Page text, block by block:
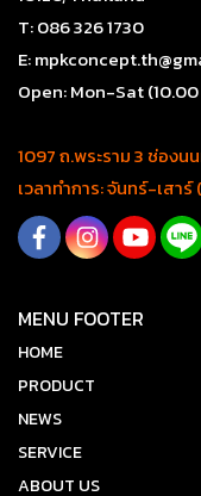
T: 086 326 1730
E:
Open: Mon-Sat
1097 ถ.พระราม 3 ช่องน
เวลาทำการ: จันทร์-เสา
MENU FOOTER
HOME
PRODUCT
NEWS
SERVICE
ABOUT US